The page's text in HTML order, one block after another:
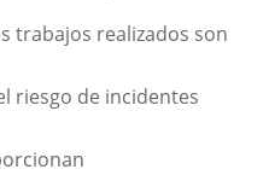
trabajos realizados son
riesgo de incidentes